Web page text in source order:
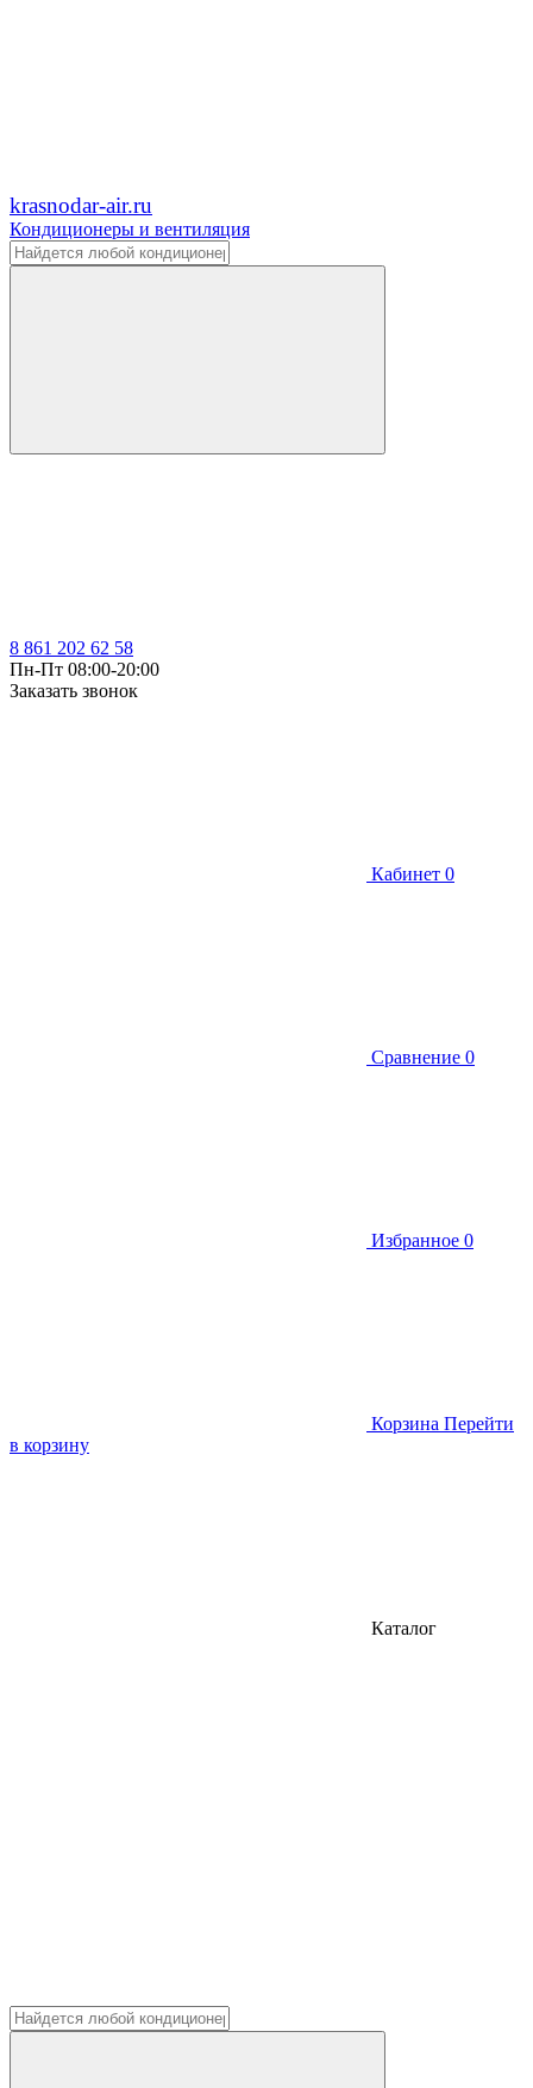
krasnodar-air.ru
Кондиционеры и вентиляция
8 861 202 62 58
Пн-Пт 08:00-20:00
Заказать звонок
Кабинет 0
Сравнение 0
Избранное 0
Корзина Перейти
в корзину
Каталог